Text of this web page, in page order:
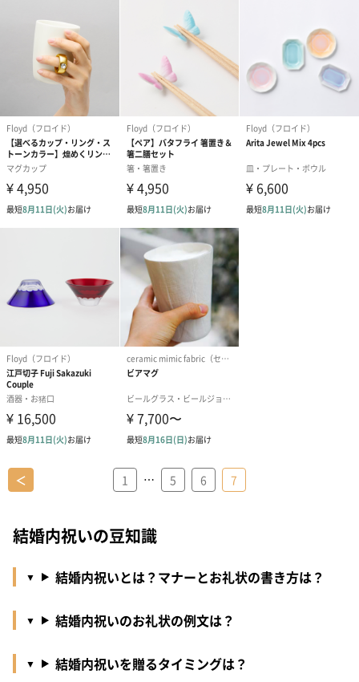
＜ 1 … 5 6 7
結婚内祝いの豆知識
結婚内祝いとは？マナーとお礼状の書き方は？
結婚内祝いのお礼状の例文は？
結婚内祝いを贈るタイミングは？